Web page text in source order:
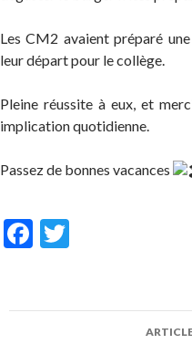
Les CM2 avaient préparé
leur départ pour le collège.
Pleine réussite à eux, et
implication quotidienne.
Passez de bonnes vacances
F
b er